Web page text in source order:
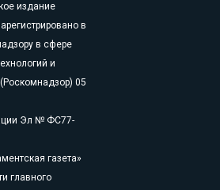
издание
в
в сфере
и
05
Эл № ФС77-
газета»
главного